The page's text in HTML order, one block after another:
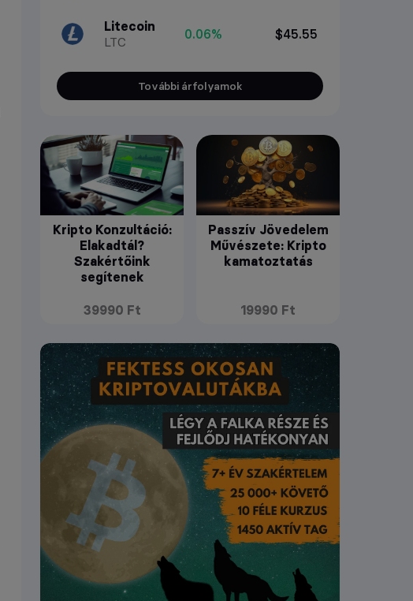
Litecoin
LTC
0.06% $45.55
További árfolyamok
Kripto Konzultáció:
Elakadtál?
Szakértőink
segítenek
39990 Ft
Passzív Jövedelem
Művészete: Kripto
kamatoztatás
19990 Ft